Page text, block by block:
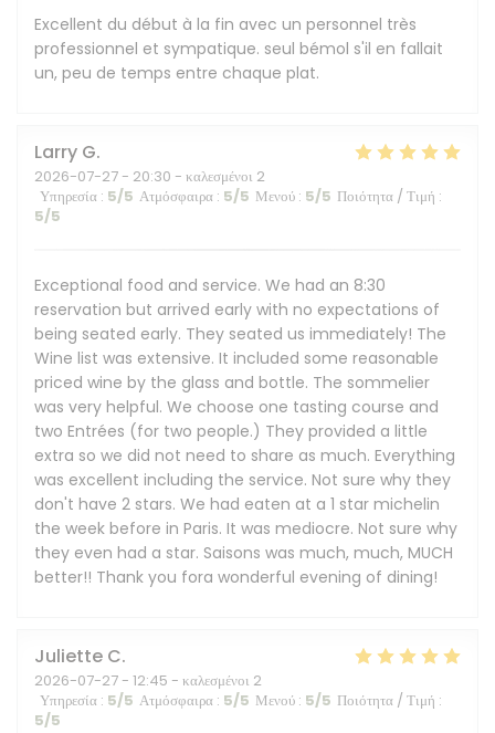
Excellent du début à la fin avec un personnel très
professionnel et sympatique. seul bémol s'il en fallait
un, peu de temps entre chaque plat.
Larry G
2026-07-27 - 20:30 - καλεσμένοι 2
Υπηρεσία : 5/5 Ατμόσφαιρα : 5/5 Μενού : 5/5 Ποιότητα / Τιμή :
5/5
Exceptional food and service. We had an 8:30
reservation but arrived early with no expectations of
being seated early. They seated us immediately! The
Wine list was extensive. It included some reasonable
priced wine by the glass and bottle. The sommelier
was very helpful. We choose one tasting course and
two Entrées (for two people.) They provided a little
extra so we did not need to share as much. Everything
was excellent including the service. Not sure why they
don't have 2 stars. We had eaten at a 1 star michelin
the week before in Paris. It was mediocre. Not sure why
they even had a star. Saisons was much, much, MUCH
better!! Thank you fora wonderful evening of dining!
Juliette C
2026-07-27 - 12:45 - καλεσμένοι 2
Υπηρεσία : 5/5 Ατμόσφαιρα : 5/5 Μενού : 5/5 Ποιότητα / Τιμή :
5/5